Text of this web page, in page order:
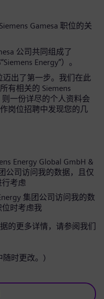
Gamesa 职位的关
公司共同组成了
Energy”）。
迈出了第一步。我们在此
有相关的 Siemens
一份详尽的个人资料会
岗位招聘中发现您的几
Energy Global GmbH &
公司访问我的数据，且仅
考虑
集团公司访问我的数
时考虑我
的更多详情，请参阅我们
随时更改。)